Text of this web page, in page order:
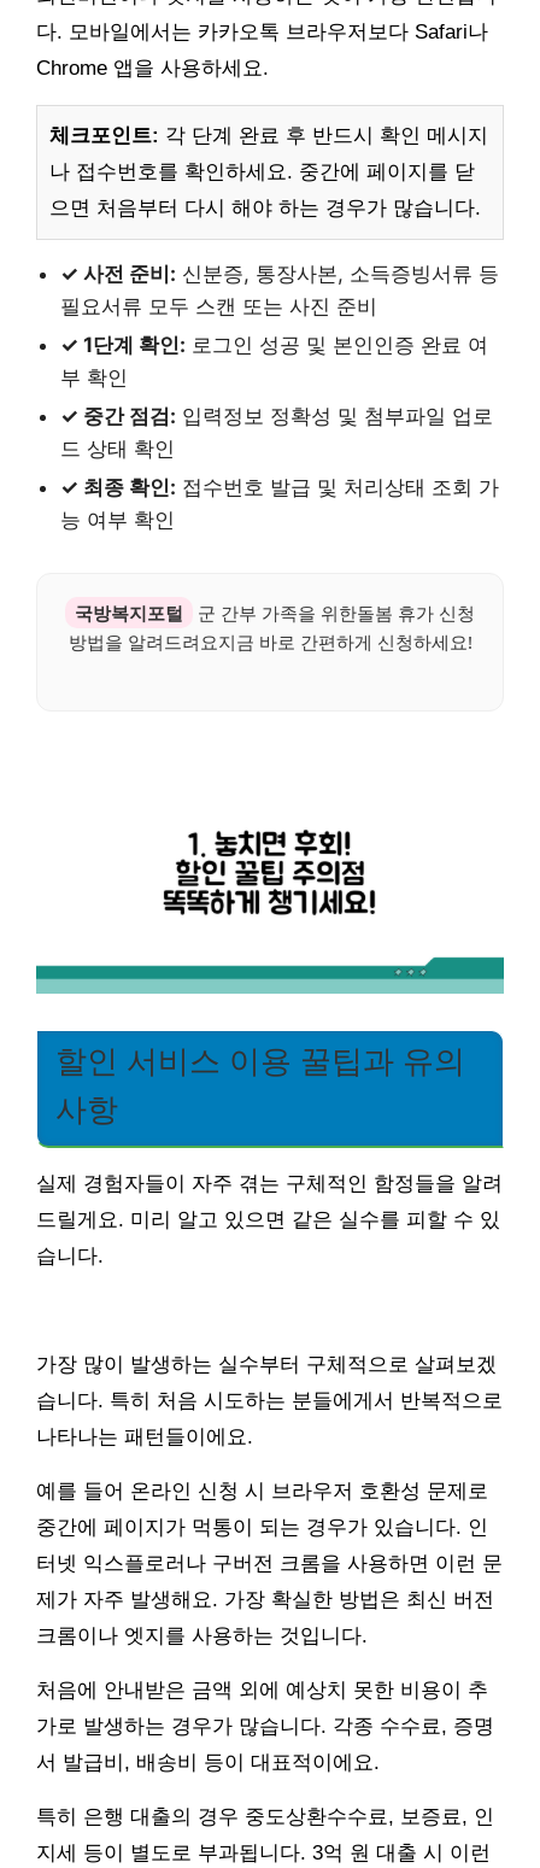
다. 모바일에서는 카카오톡 브라우저보다 Safari나
Chrome 앱을 사용하세요.
체크포인트: 각 단계 완료 후 반드시 확인 메시지
나 접수번호를 확인하세요. 중간에 페이지를 닫
으면 처음부터 다시 해야 하는 경우가 많습니다.
✓ 사전 준비: 신분증, 통장사본, 소득증빙서류 등
필요서류 모두 스캔 또는 사진 준비
✓ 1단계 확인: 로그인 성공 및 본인인증 완료 여
부 확인
✓ 중간 점검: 입력정보 정확성 및 첨부파일 업로
드 상태 확인
✓ 최종 확인: 접수번호 발급 및 처리상태 조회 가
능 여부 확인
국방복지포털
군 간부 가족을 위한돌봄 휴가 신청
방법을 알려드려요지금 바로 간편하게 신청하세요!
할인 서비스 이용 꿀팁과 유의
사항
실제 경험자들이 자주 겪는 구체적인 함정들을 알려
드릴게요. 미리 알고 있으면 같은 실수를 피할 수 있
습니다.
가장 많이 발생하는 실수부터 구체적으로 살펴보겠
습니다. 특히 처음 시도하는 분들에게서 반복적으로
나타나는 패턴들이에요.
예를 들어 온라인 신청 시 브라우저 호환성 문제로
중간에 페이지가 먹통이 되는 경우가 있습니다. 인
터넷 익스플로러나 구버전 크롬을 사용하면 이런 문
제가 자주 발생해요. 가장 확실한 방법은 최신 버전
크롬이나 엣지를 사용하는 것입니다.
처음에 안내받은 금액 외에 예상치 못한 비용이 추
가로 발생하는 경우가 많습니다. 각종 수수료, 증명
서 발급비, 배송비 등이 대표적이에요.
특히 은행 대출의 경우 중도상환수수료, 보증료, 인
지세 등이 별도로 부과됩니다. 3억 원 대출 시 이런